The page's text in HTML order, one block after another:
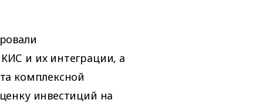
и их интеграции, а
комплексной
инвестиций на